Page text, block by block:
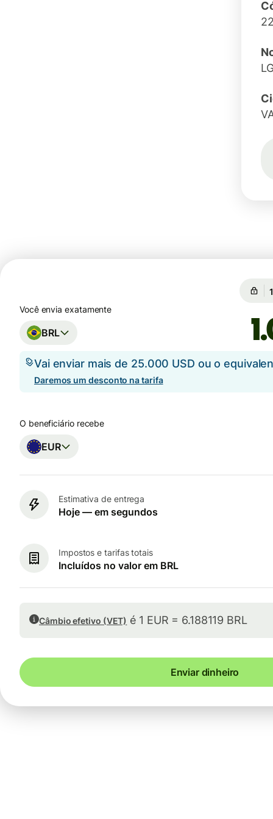
Você envia exatamente
BRL
Vai enviar mais de 25.000 USD ou o
Daremos um desconto na tarifa
O beneficiário recebe
EUR
Estimativa de entrega
Hoje — em segundos
Impostos e tarifas totais
Incluídos no valor em BRL
Câmbio efetivo (VET) é 1 EUR = 6.188119 BRL
Enviar dinheiro